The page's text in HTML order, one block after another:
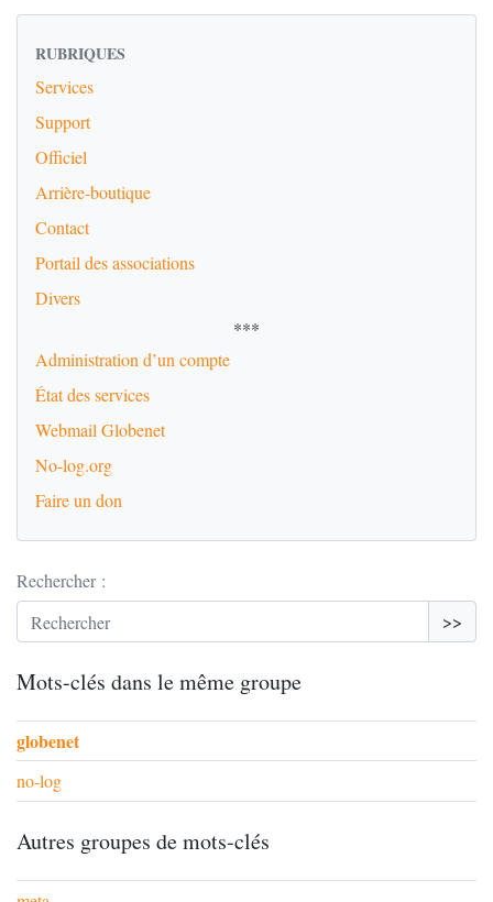
RUBRIQUES
Services
Support
Officiel
Arrière-boutique
Contact
Portail des associations
Divers
***
Administration d’un compte
État des services
Webmail Globenet
No-log.org
Faire un don
Rechercher :
>>
Mots-clés dans le même groupe
globenet
no-log
Autres groupes de mots-clés